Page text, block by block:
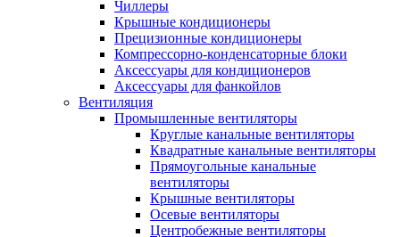
Чиллеры
Крышные кондиционеры
Прецизионные кондиционеры
Компрессорно-конденсаторные блоки
Аксессуары для кондиционеров
Аксессуары для фанкойлов
Вентиляция
Промышленные вентиляторы
Круглые канальные вентиляторы
Квадратные канальные вентиляторы
Прямоугольные канальные
вентиляторы
Крышные вентиляторы
Осевые вентиляторы
Центробежные вентиляторы